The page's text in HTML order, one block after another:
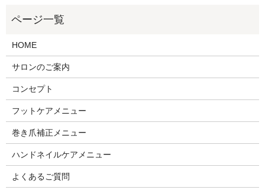
HOME
サロンのご案内
コンセプト
フットケアメニュー
巻き爪補正メニュー
ハンドネイルケアメニュー
よくあるご質問